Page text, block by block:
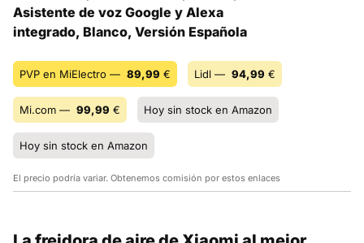
Asistente de voz Google y Alexa
integrado, Blanco, Versión Española
PVP en MiElectro — 89,99 € Lidl — 94,99 €
Mi.com — 99,99 € Hoy sin stock en Amazon
Hoy sin stock en Amazon
El precio podría variar. Obtenemos comisión por estos enlaces